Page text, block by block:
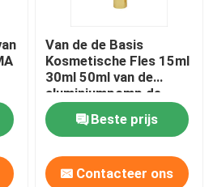
Buis
Van de de Basis
Kosmetische Fles 15ml
30ml 50ml van de
aluminiumpomp de
Pompfles Zonder lucht
Zonder luchtBeste prijs
Contacteer ons